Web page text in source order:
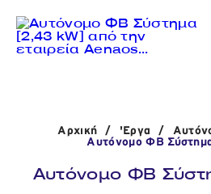
Η
Αρχική / 'Εργα /
Αυτόνομο ΦΒ
Αυτόνομο ΦΒ